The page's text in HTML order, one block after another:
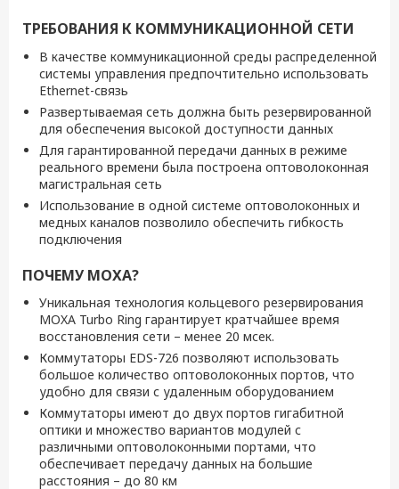
ТРЕБОВАНИЯ К КОММУНИКАЦИОННОЙ СЕТИ
В качестве коммуникационной среды распределенной
системы управления предпочтительно использовать
Ethernet-связь
Развертываемая сеть должна быть резервированной
для обеспечения высокой доступности данных
Для гарантированной передачи данных в режиме
реального времени была построена оптоволоконная
магистральная сеть
Использование в одной системе оптоволоконных и
медных каналов позволило обеспечить гибкость
подключения
ПОЧЕМУ MOXA?
Уникальная технология кольцевого резервирования
MOXA Turbo Ring гарантирует кратчайшее время
восстановления сети – менее 20 мсек.
Коммутаторы EDS-726 позволяют использовать
большое количество оптоволоконных портов, что
удобно для связи с удаленным оборудованием
Коммутаторы имеют до двух портов гигабитной
оптики и множество вариантов модулей с
различными оптоволоконными портами, что
обеспечивает передачу данных на большие
расстояния – до 80 км